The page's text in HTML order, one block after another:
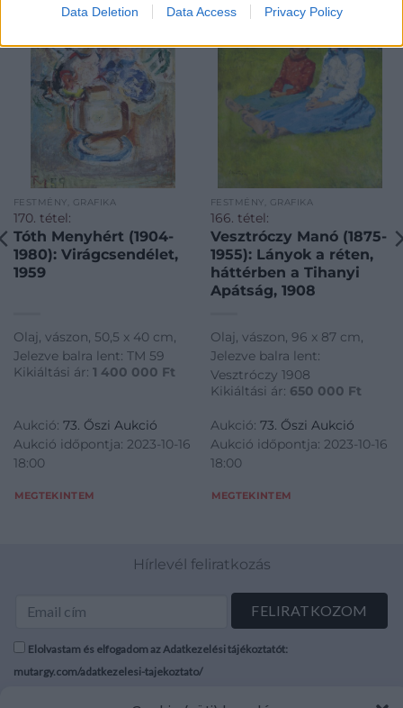
Data Deletion Data Access Privacy Policy
FESTMÉNY, GRAFIKA
170. tétel:
Tóth Menyhért (1904-
1980): Virágcsendélet,
1959
Olaj, vászon, 50,5 x 40 cm,
Jelezve balra lent: TM 59
Kikiáltási ár: 1 400 000 Ft
Aukció: 73. Őszi Aukció
Aukció időpontja: 2023-10-16
18:00
MEGTEKINTEM
FESTMÉNY, GRAFIKA
166. tétel:
Vesztróczy Manó (1875-
1955): Lányok a réten,
háttérben a Tihanyi
Apátság, 1908
Olaj, vászon, 96 x 87 cm,
Jelezve balra lent:
Vesztróczy 1908
Kikiáltási ár: 650 000 Ft
Aukció: 73. Őszi Aukció
Aukció időpontja: 2023-10-16
18:00
MEGTEKINTEM
Hírlevél feliratkozás
Elolvastam és elfogadom az Adatkezelési tájékoztatót:
mutargy.com/adatkezelesi-tajekoztato/